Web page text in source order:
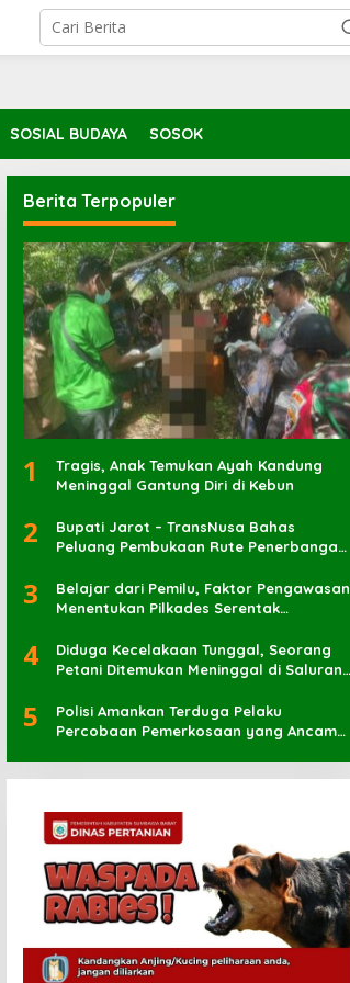
SOSIAL BUDAYA SOSOK
Berita Terpopuler
1
Tragis, Anak Temukan Ayah Kandung
Meninggal Gantung Diri di Kebun
2
Bupati Jarot – TransNusa Bahas
Peluang Pembukaan Rute Penerbangan
Kaharuddin
3
Belajar dari Pemilu, Faktor Pengawasan
Menentukan Pilkades Serentak
4
Diduga Kecelakaan Tunggal, Seorang
Petani Ditemukan Meninggal di Saluran
5
Polisi Amankan Terduga Pelaku
Percobaan Pemerkosaan yang Ancam